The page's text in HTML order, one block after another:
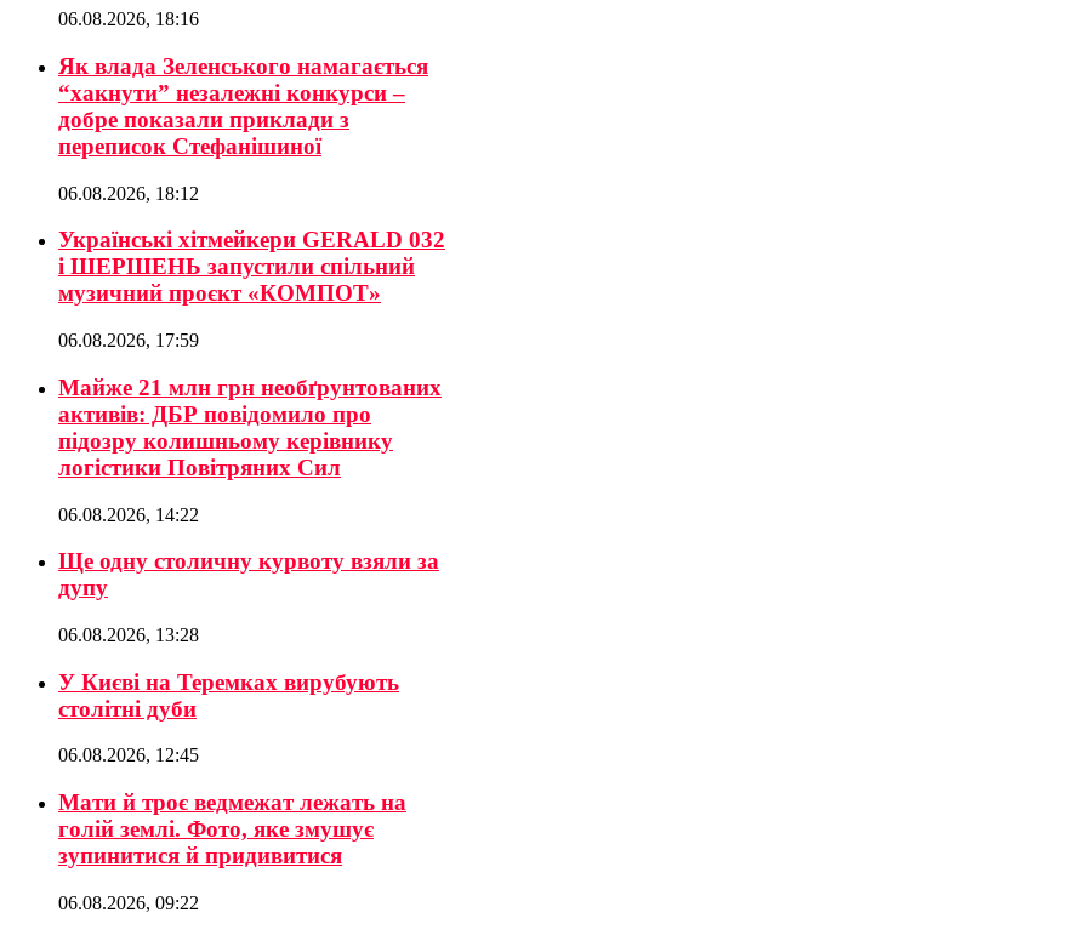
06.08.2026, 18:16
Як влада Зеленського намагається
“хакнути” незалежні конкурси –
добре показали приклади з
переписок Стефанішиної
06.08.2026, 18:12
Українські хітмейкери GERALD 032
і ШЕРШЕНЬ запустили спільний
музичний проєкт «КОМПОТ»
06.08.2026, 17:59
Майже 21 млн грн необґрунтованих
активів: ДБР повідомило про
підозру колишньому керівнику
логістики Повітряних Сил
06.08.2026, 14:22
Ще одну столичну курвоту взяли за
дупу
06.08.2026, 13:28
У Києві на Теремках вирубують
столітні дуби
06.08.2026, 12:45
Мати й троє ведмежат лежать на
голій землі. Фото, яке змушує
зупинитися й придивитися
06.08.2026, 09:22